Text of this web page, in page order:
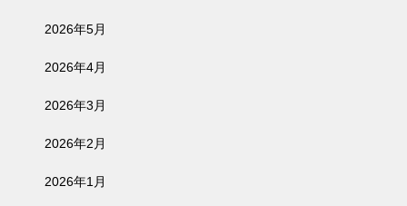
2026年5月
2026年4月
2026年3月
2026年2月
2026年1月